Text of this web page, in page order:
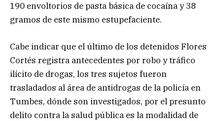
190 envoltorios de pasta básica de cocaína y 38
gramos de este mismo estupefaciente.
Cabe indicar que el último de los detenidos Flores
Cortés registra antecedentes por robo y tráfico
ilícito de drogas, los tres sujetos fueron
trasladados al área de antidrogas de la policía en
Tumbes, dónde son investigados, por el presunto
delito contra la salud pública es la modalidad de